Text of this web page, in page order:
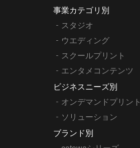
事業カテゴリ別
スタジオ
ウエディング
スクールプリント
エンタメコンテンツ
ビジネスニーズ別
オンデマンドプリント
ソリューション
ブランド別